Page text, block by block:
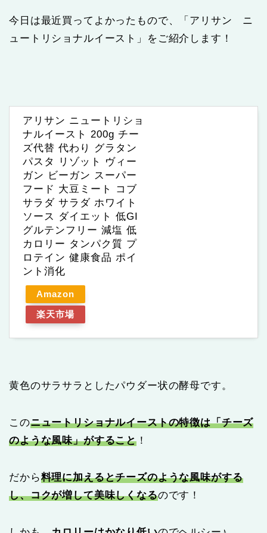
今日は最近買ってよかったもので、「アリサン ニ
ュートリショナルイースト」をご紹介します！
アリサン ニュートリショ
ナルイースト 200g チー
ズ代替 代わり グラタン
パスタ リゾット ヴィー
ガン ビーガン スーパー
フード 大豆ミート コブ
サラダ サラダ ホワイト
ソース ダイエット 低GI
グルテンフリー 減塩 低
カロリー タンパク質 プ
ロテイン 健康食品 ポイ
ント消化
Amazon
楽天市場
黄色のサラサラとしたパウダー状の酵母です。
このニュートリショナルイーストの特徴は「チーズ
のような風味」がすること ！
だから料理に加えるとチーズのような風味がする
し、コクが増して美味しくなるのです！